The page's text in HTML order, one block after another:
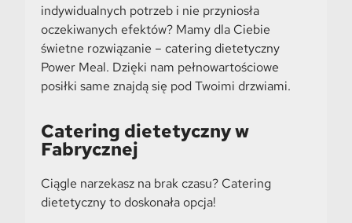
indywidualnych potrzeb i nie przyniosła
oczekiwanych efektów? Mamy dla Ciebie
świetne rozwiązanie – catering dietetyczny
Power Meal. Dzięki nam pełnowartościowe
posiłki same znajdą się pod Twoimi drzwiami.
Catering dietetyczny w
Fabrycznej
Ciągle narzekasz na brak czasu? Catering
dietetyczny to doskonała opcja!